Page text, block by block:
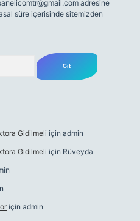
adresine
süre içerisinde sitemizden
Gidilmeli için admin
Gidilmeli için Rüveyda
için admin